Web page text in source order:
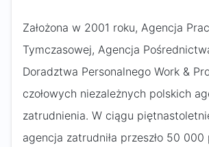
Założona w 2001 roku, Agencja
Tymczasowej, Agencja
Doradztwa Personalnego Work &
czołowych niezależnych polskich
zatrudnienia. W ciągu
agencja zatrudniła przeszło 50